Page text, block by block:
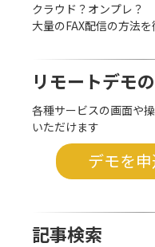
クラウド？オンプレ？
大量のFAX配信の方法
リモートデモ
各種サービスの画面や
いただけます
デモを
記事検索